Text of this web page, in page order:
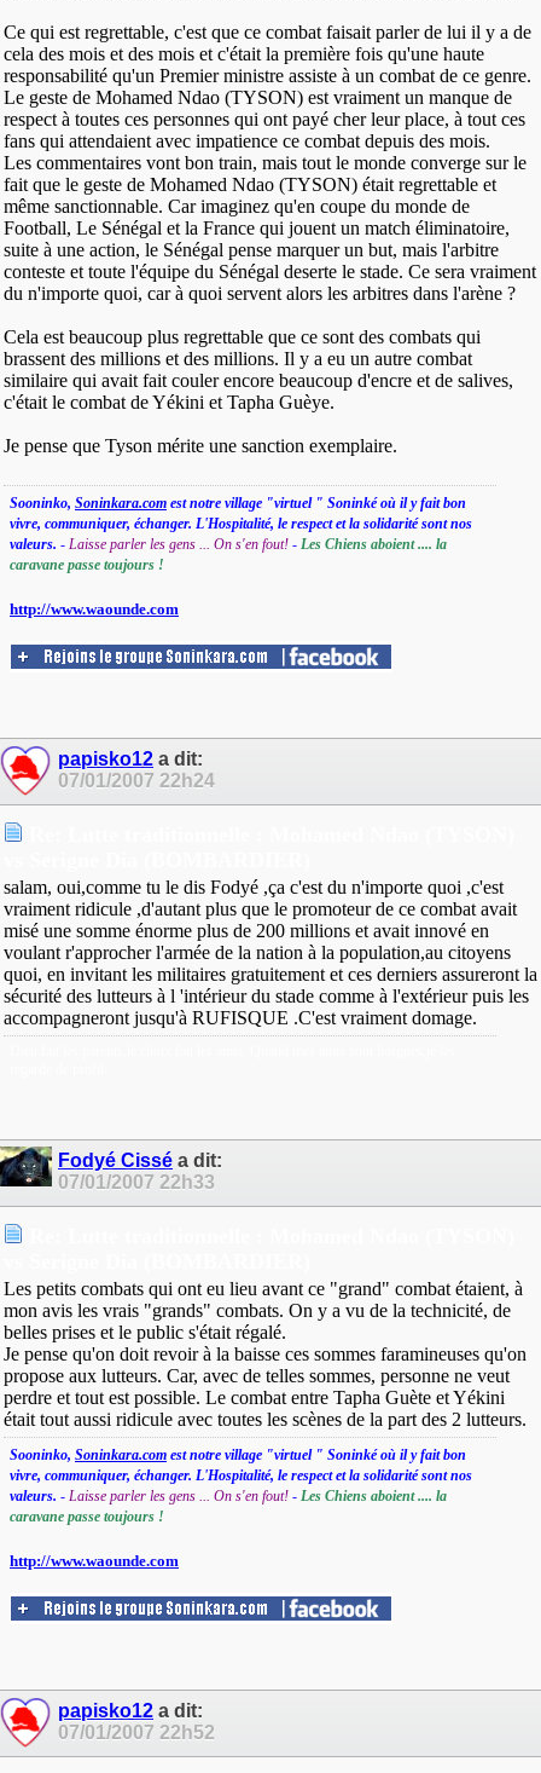
Ce qui est regrettable, c'est que ce combat faisait parler de lui il y a de
cela des mois et des mois et c'était la première fois qu'une haute
responsabilité qu'un Premier ministre assiste à un combat de ce genre.
Le geste de Mohamed Ndao (TYSON) est vraiment un manque de
respect à toutes ces personnes qui ont payé cher leur place, à tout ces
fans qui attendaient avec impatience ce combat depuis des mois.
Les commentaires vont bon train, mais tout le monde converge sur le
fait que le geste de Mohamed Ndao (TYSON) était regrettable et
même sanctionnable. Car imaginez qu'en coupe du monde de
Football, Le Sénégal et la France qui jouent un match éliminatoire,
suite à une action, le Sénégal pense marquer un but, mais l'arbitre
conteste et toute l'équipe du Sénégal deserte le stade. Ce sera vraiment
du n'importe quoi, car à quoi servent alors les arbitres dans l'arène ?
Cela est beaucoup plus regrettable que ce sont des combats qui
brassent des millions et des millions. Il y a eu un autre combat
similaire qui avait fait couler encore beaucoup d'encre et de salives,
c'était le combat de Yékini et Tapha Guèye.
Je pense que Tyson mérite une sanction exemplaire.
Sooninko, Soninkara.com est notre village "virtuel " Soninké où il y fait bon
vivre, communiquer, échanger. L'Hospitalité, le respect et la solidarité sont nos
valeurs. - Laisse parler les gens ... On s'en fout! - Les Chiens aboient .... la
caravane passe toujours !
http://www.waounde.com
papisko12 a dit:
07/01/2007 22h24
salam, oui,comme tu le dis Fodyé ,ça c'est du n'importe quoi ,c'est
vraiment ridicule ,d'autant plus que le promoteur de ce combat avait
misé une somme énorme plus de 200 millions et avait innové en
voulant r'approcher l'armée de la nation à la population,au citoyens
quoi, en invitant les militaires gratuitement et ces derniers assureront la
sécurité des lutteurs à l 'intérieur du stade comme à l'extérieur puis les
accompagneront jusqu'à RUFISQUE .C'est vraiment domage.
Fodyé Cissé a dit:
07/01/2007 22h33
Les petits combats qui ont eu lieu avant ce "grand" combat étaient, à
mon avis les vrais "grands" combats. On y a vu de la technicité, de
belles prises et le public s'était régalé.
Je pense qu'on doit revoir à la baisse ces sommes faramineuses qu'on
propose aux lutteurs. Car, avec de telles sommes, personne ne veut
perdre et tout est possible. Le combat entre Tapha Guète et Yékini
était tout aussi ridicule avec toutes les scènes de la part des 2 lutteurs.
Sooninko, Soninkara.com est notre village "virtuel " Soninké où il y fait bon
vivre, communiquer, échanger. L'Hospitalité, le respect et la solidarité sont nos
valeurs. - Laisse parler les gens ... On s'en fout! - Les Chiens aboient .... la
caravane passe toujours !
http://www.waounde.com
papisko12 a dit:
07/01/2007 22h52